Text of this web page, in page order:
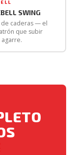
SWING
de caderas — el
que subir